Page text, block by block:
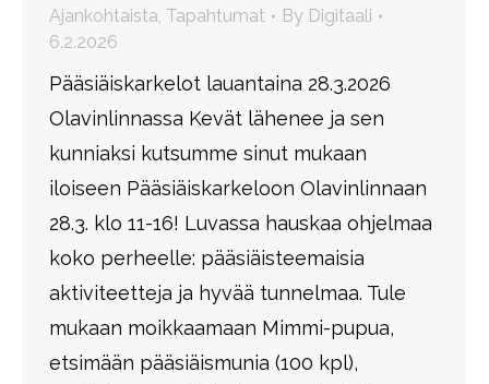
Ajankohtaista Tapahtumat By Digitaali
6.2.2026
Pääsiäiskarkelot lauantaina 28.3.2026
Olavinlinnassa Kevät lähenee ja sen
kunniaksi kutsumme sinut mukaan
iloiseen Pääsiäiskarkeloon Olavinlinnaan
28.3. klo 11-16! Luvassa hauskaa ohjelmaa
koko perheelle: pääsiäisteemaisia
aktiviteetteja ja hyvää tunnelmaa. Tule
mukaan moikkaamaan Mimmi-pupua,
etsimään pääsiäismunia (100 kpl),